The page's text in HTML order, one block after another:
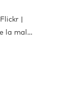
|
la mal…